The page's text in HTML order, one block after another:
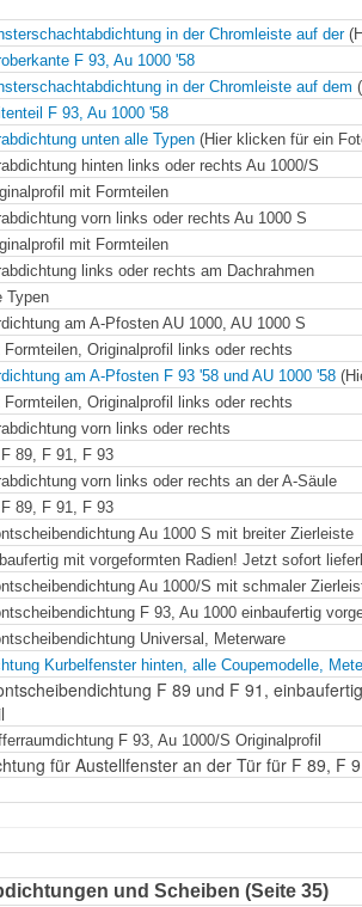
in der Chromleiste auf der
F 93, Au 1000 '58
in der Chromleiste auf dem
F 93, Au 1000 '58
unten alle Typen (Hier klicken für ein
hinten links oder rechts Au 1000/S
mit Formteilen
vorn links oder rechts Au 1000 S
mit Formteilen
links oder rechts am Dachrahmen
Typen
am A-Pfosten AU 1000, AU 1000 S
Formteilen, Originalprofil links oder rechts
am A-Pfosten F 93 '58 und AU 1000 '58
Formteilen, Originalprofil links oder rechts
vorn links oder rechts
89, F 91, F 93
vorn links oder rechts an der A-Säule
89, F 91, F 93
Au 1000 S mit breiter Zierleiste
mit vorgeformten Radien! Jetzt sofort
Au 1000/S mit schmaler
F 93, Au 1000 einbaufertig
Universal, Meterware
Kurbelfenster hinten, alle Coupemodelle,
F 89 und F 91,
F 93, Au 1000/S Originalprofil
für Austellfenster an der Tür für F 89, F
und Scheiben (Seite 35)